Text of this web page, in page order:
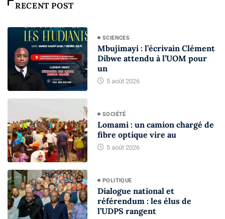
RECENT POST
SCIENCES
Mbujimayi : l’écrivain Clément
Dibwe attendu à l’UOM pour
un
5 août 2026
SOCIÉTÉ
Lomami : un camion chargé de
fibre optique vire au
5 août 2026
POLITIQUE
Dialogue national et
référendum : les élus de
l’UDPS rangent